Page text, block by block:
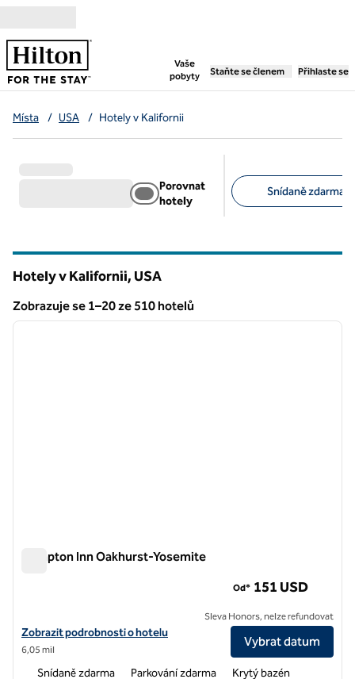
Vaše
pobyty
,otevře se nová záložka
Staňte se členem Přihlaste se
Místa / USA / Hotely v Kalifornii
Porovnat
hotely
Snídaně zdarma
Hotely v Kalifornii, USA
Zobrazuje se 1–20 ze 510 hotelů
Zobrazení 510 hotelů
1 z 12
další
Hampton Inn Oakhurst-Yosemite
Zobrazit podrobnosti o hotelu Hampton Inn Oakhurst-Yosemite
Zobrazit podrobnosti o hotelu
6,05 mil
Od* 151 USD
Sleva Honors, nelze refundovat
Vybrat datum
Snídaně zdarma Parkování zdarma Krytý bazén